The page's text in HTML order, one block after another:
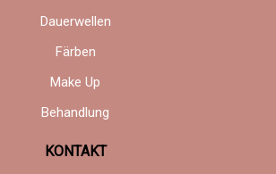
Dauerwellen
Färben
Make Up
Behandlung
KONTAKT